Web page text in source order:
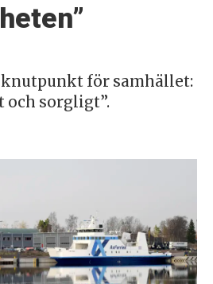
knutpunkt för samhället:
och sorgligt”.